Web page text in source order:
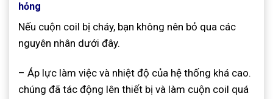
hỏng
Nếu cuộn coil bị cháy, bạn không nên bỏ qua các
nguyên nhân dưới đây.
– Áp lực làm việc và nhiệt độ của hệ thống khá cao.
chúng đã tác động lên thiết bị và làm cuộn coil quá